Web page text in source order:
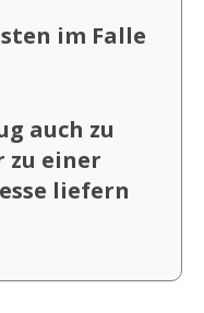
im Falle
auch zu
zu einer
liefern